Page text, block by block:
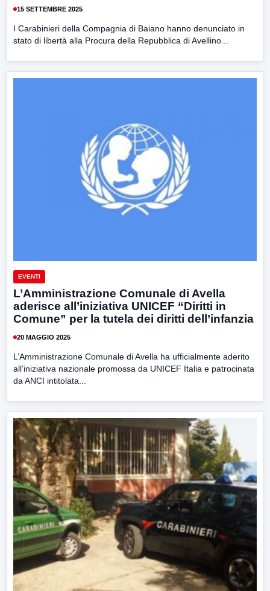
15 SETTEMBRE 2025
I Carabinieri della Compagnia di Baiano hanno denunciato in
stato di libertà alla Procura della Repubblica di Avellino...
EVENTI
L’Amministrazione Comunale di Avella
aderisce all’iniziativa UNICEF “Diritti in
Comune” per la tutela dei diritti dell’infanzia
20 MAGGIO 2025
L’Amministrazione Comunale di Avella ha ufficialmente aderito
all’iniziativa nazionale promossa da UNICEF Italia e patrocinata
da ANCI intitolata...